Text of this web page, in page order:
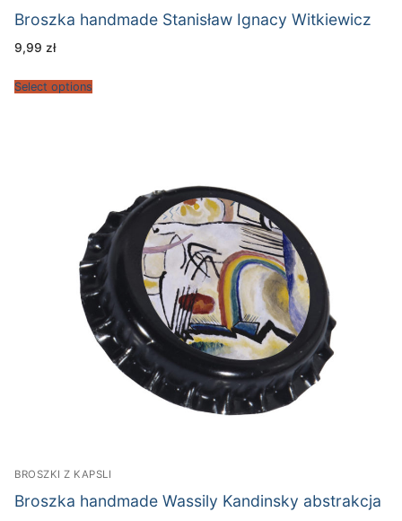
Broszka handmade Stanisław Ignacy Witkiewicz
9,99 zł
Select options
BROSZKI Z KAPSLI
Broszka handmade Wassily Kandinsky abstrakcja